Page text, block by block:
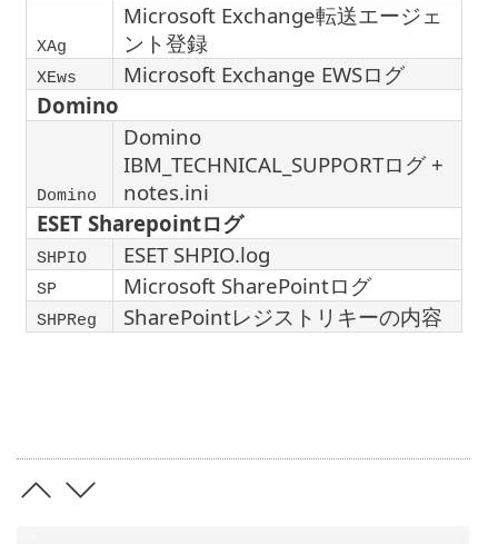
XAg
Microsoft Exchange転送エージェ
ント登録
XEws
Microsoft Exchange EWSログ
Domino
Domino
Domino
IBM_TECHNICAL_SUPPORTログ +
notes.ini
ESET Sharepointログ
SHPIO ESET SHPIO.log
SP Microsoft SharePointログ
SHPReg SharePointレジストリキーの内容